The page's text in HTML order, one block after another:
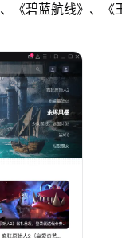
碧蓝航线》、《